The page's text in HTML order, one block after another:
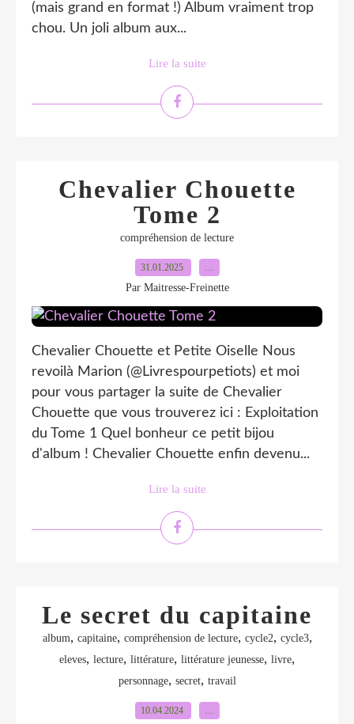
(mais grand en format !) Album vraiment trop
chou. Un joli album aux...
Lire la suite
Chevalier Chouette
Tome 2
compréhension de lecture
31.01.2025 …
Par Maitresse-Freinette
Chevalier Chouette et Petite Oiselle Nous
revoilà Marion (@Livrespourpetiots) et moi
pour vous partager la suite de Chevalier
Chouette que vous trouverez ici : Exploitation
du Tome 1 Quel bonheur ce petit bijou
d'album ! Chevalier Chouette enfin devenu...
Lire la suite
Le secret du capitaine
album, capitaine, compréhension de lecture, cycle2, cycle3,
eleves, lecture, littérature, littérature jeunesse, livre,
personnage, secret, travail
10.04.2024 …